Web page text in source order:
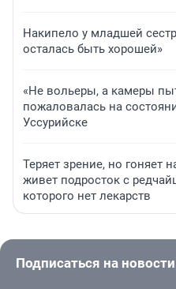
Накипело у младшей
осталась быть хорошей»
«Не вольеры, а камеры
пожаловалась на
Уссурийске
Теряет зрение, но гоняет
живет подросток с
которого нет лекарств
Подписаться на новости